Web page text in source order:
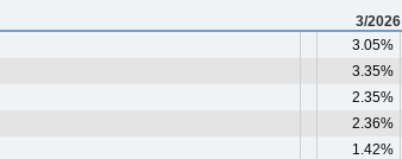
3/2026
3.05%
3.35%
2.35%
2.36%
1.42%